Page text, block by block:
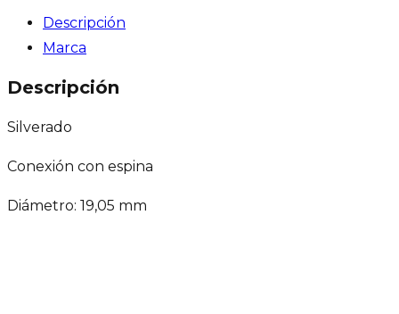
Descripción
Marca
Descripción
Silverado
Conexión con espina
Diámetro: 19,05 mm